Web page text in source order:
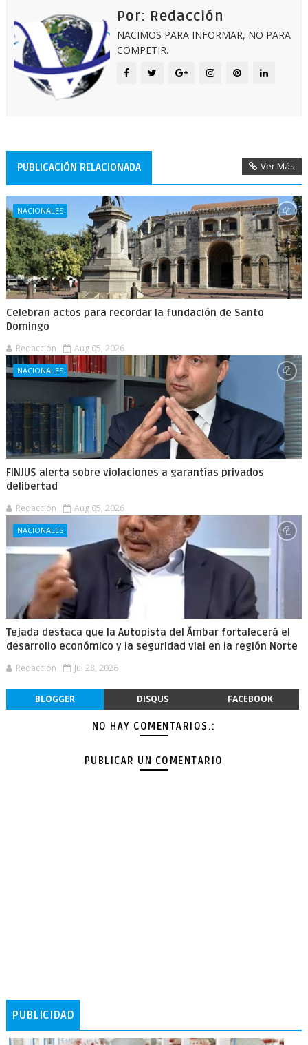
Por: Redacción
NACIMOS PARA INFORMAR, NO PARA
COMPETIR.
PUBLICACIÓN RELACIONADA Ver Más
NACIONALES
Celebran actos para recordar la fundación de Santo
Domingo
Redacción Aug 05, 2026
NACIONALES
FINJUS alerta sobre violaciones a garantías privados
delibertad
Redacción Aug 05, 2026
NACIONALES
Tejada destaca que la Autopista del Ámbar fortalecerá el
desarrollo económico y la seguridad vial en la región Norte
Redacción Jul 28, 2026
BLOGGER DISQUS FACEBOOK
NO HAY COMENTARIOS.:
PUBLICAR UN COMENTARIO
PUBLICIDAD